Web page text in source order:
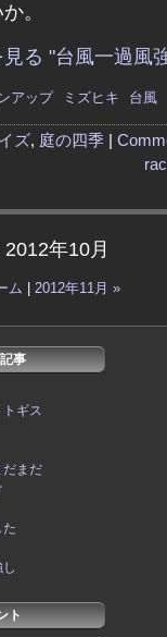
。
る "台風一過風
アップ ミズヒキ 台風
ズ, 庭の四季|
年10月
ム 2012年11月 »
事
ギス
だまだ
た
ト